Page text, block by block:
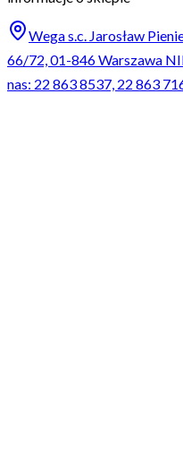
Wega s.c. Jarosław
66/72, 01-846 Warszawa
nas: 22 863 8537, 22 863